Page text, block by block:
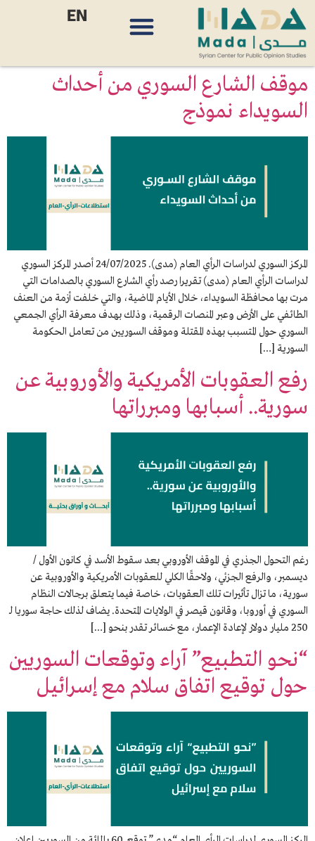
EN
موقف الشارع السوري من أحداث
السويداء نموذج
المركز السوري لدراسات الرأي العام (مدى). 24/07/2025 أصدر المركز السوري
لدراسات الرأي العام (مدى) تقريرا رصد رأي الشارع السوري بالصدامات التي
مرت بها محافظة السويداء، خلال الأيام الماضية، والتي خلفت أزمة من العنف
الطائفي على الأرض وعبر المنصات الرقمية، وذلك بهدف معرفة الرأي الجمعي
السوري حول المتسبب بهذه المقتلة وموقف السوريين من تعامل الحكومة
السورية […]
رفع العقوبات الأمريكية والأوروبية عن
سورية.. أسبابها ومبرراتها
رغم التحول الجذري في الموقف الأوروبي بعد سقوط الأسد في كانون الأول /
ديسمبر، والرفع الجزئي، ولاحقًا الكلي للعقوبات الأمريكية والأوروبية عن
سورية، ما تزال تأثيرات تلك العقوبات، خاصة فيما يتعلق برجالات النظام
السوري في أوروبا، وقانون قيصر في الولايات المتحدة. يضاف لذلك حاجة سوريا لـ
250 مليار دولار لإعادة الإعمار، مع خسائر تقدر بنحو […]
“نحو التطبيع” آراء وتوقعات السوريين
حول توقيع اتفاق سلام مع إسرائيل